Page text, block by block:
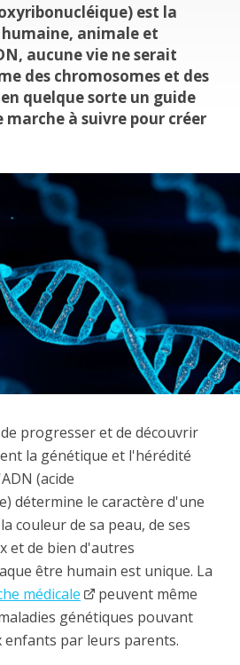
est la
animale et
aucune vie ne serait
des chromosomes et des
quelque sorte un guide
à suivre pour créer
de progresser et de découvrir
la génétique et l'hérédité
(acide
détermine le caractère d'une
couleur de sa peau, de ses
et de bien d'autres
être humain est unique. La
médicale
peuvent même
génétiques pouvant
par leurs parents.